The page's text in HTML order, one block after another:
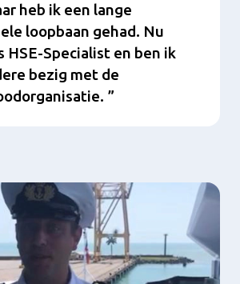
heb ik een lange
loopbaan gehad. Nu
HSE-Specialist en ben ik
bezig met de